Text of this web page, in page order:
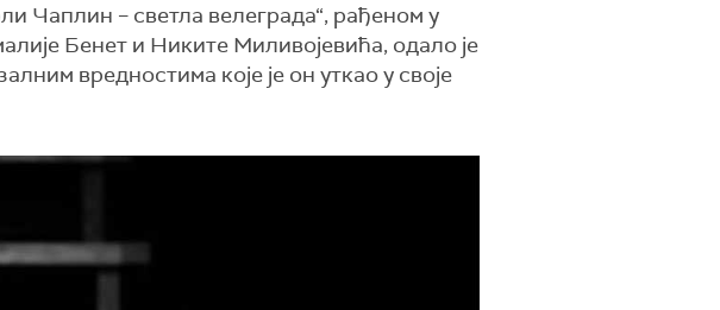
Чаплин – светла велеграда“, рађеном у
Бенет и Никите Миливојевића, одало је
вредностима које је он уткао у своје